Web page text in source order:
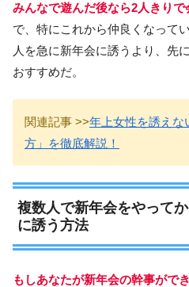
みんなで遊んだ後なら2人きり
で、特にこれから仲良くなって
人を急に新年会に誘うより、先
おすすめだ。
関連記事 >>年上女性を誘えな
方」を徹底解説！
複数人で新年会をやって
に誘う方法
もしあなたが新年会の幹事がで